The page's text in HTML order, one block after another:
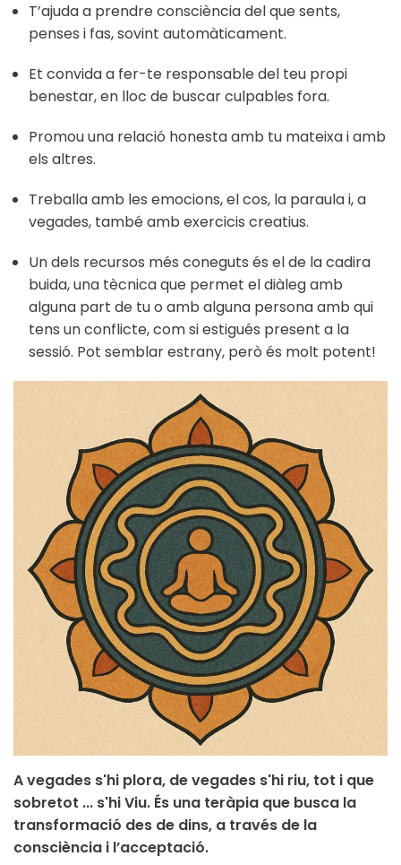
T’ajuda a prendre consciència del que sents,
penses i fas, sovint automàticament.
Et convida a fer-te responsable del teu propi
benestar, en lloc de buscar culpables fora.
Promou una relació honesta amb tu mateixa i amb
els altres.
Treballa amb les emocions, el cos, la paraula i, a
vegades, també amb exercicis creatius.
Un dels recursos més coneguts és el de la cadira
buida, una tècnica que permet el diàleg amb
alguna part de tu o amb alguna persona amb qui
tens un conflicte, com si estigués present a la
sessió. Pot semblar estrany, però és molt potent!
A vegades s'hi plora, de vegades s'hi riu, tot i que
sobretot ... s'hi Viu. És una teràpia que busca la
transformació des de dins, a través de la
consciència i l’acceptació.